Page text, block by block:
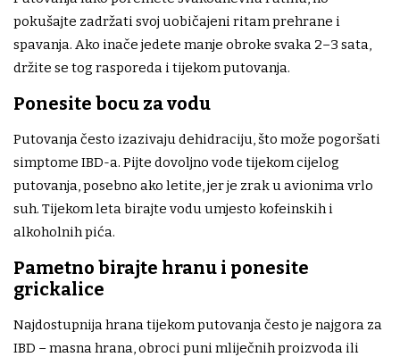
pokušajte zadržati svoj uobičajeni ritam prehrane i
spavanja. Ako inače jedete manje obroke svaka 2–3 sata,
držite se tog rasporeda i tijekom putovanja.
Ponesite bocu za vodu
Putovanja često izazivaju dehidraciju, što može pogoršati
simptome IBD-a. Pijte dovoljno vode tijekom cijelog
putovanja, posebno ako letite, jer je zrak u avionima vrlo
suh. Tijekom leta birajte vodu umjesto kofeinskih i
alkoholnih pića.
Pametno birajte hranu i ponesite
grickalice
Najdostupnija hrana tijekom putovanja često je najgora za
IBD – masna hrana, obroci puni mliječnih proizvoda ili